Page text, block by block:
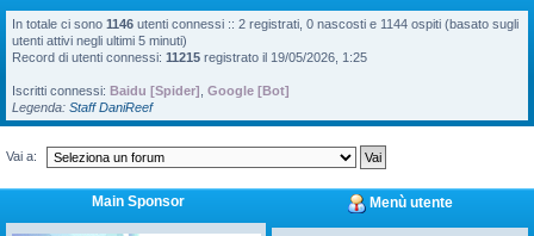
In totale ci sono 1146 utenti connessi :: 2 registrati, 0 nascosti e 1144 ospiti (basato sugli
utenti attivi negli ultimi 5 minuti)
Record di utenti connessi: 11215 registrato il 19/05/2026, 1:25
Iscritti connessi: Baidu [Spider] Google [Bot]
Legenda: Staff DaniReef
Vai a:
Main Sponsor Menù utente